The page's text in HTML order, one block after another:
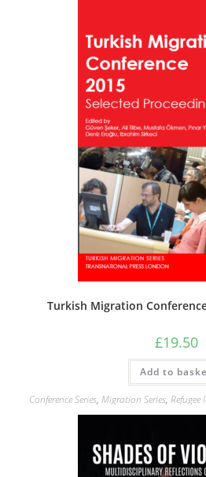
Turkish Migration
£19.50
Add to
Conference Series, Migration Series, Refugee